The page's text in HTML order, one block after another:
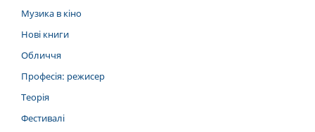
Музика в кіно
Нові книги
Обличчя
Професія: режисер
Теорія
Фестивалі